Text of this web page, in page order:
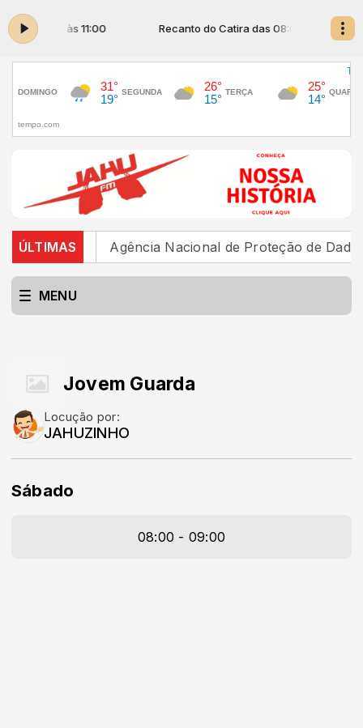
das 08:00 às 11:00 Recanto do Catira das 08:00 às 11:00
ÚLTIMAS
no Brasil Agência Nacional de Proteção de
MENU
Jovem Guarda
Locução por:
JAHUZINHO
Sábado
08:00 - 09:00